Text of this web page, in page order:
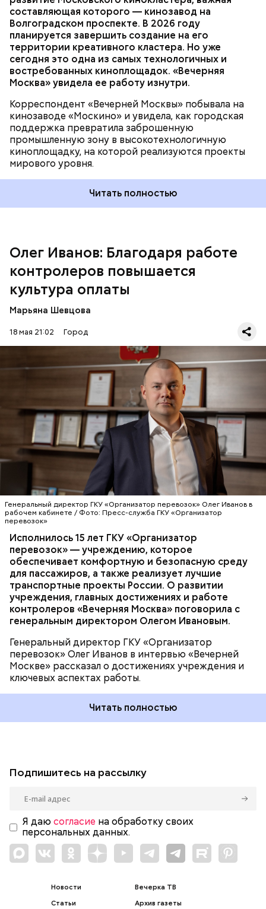
составляющая которого — кинозавод на
Волгоградском проспекте. В 2026 году
планируется завершить создание на его
территории креативного кластера. Но уже
сегодня это одна из самых технологичных и
востребованных киноплощадок. «Вечерняя
Москва» увидела ее работу изнутри.
Корреспондент «Вечерней Москвы» побывала на
кинозаводе «Москино» и увидела, как городская
поддержка превратила заброшенную
промышленную зону в высокотехнологичную
киноплощадку, на которой реализуются проекты
мирового уровня.
Читать полностью
Олег Иванов: Благодаря работе
контролеров повышается
культура оплаты
Марьяна Шевцова
18 мая 21:02 Город
Генеральный директор ГКУ «Организатор перевозок» Олег Иванов в
рабочем кабинете / Фото: Пресс-служба ГКУ «Организатор
перевозок»
Исполнилось 15 лет ГКУ «Организатор
перевозок» — учреждению, которое
обеспечивает комфортную и безопасную среду
для пассажиров, а также реализует лучшие
транспортные проекты России. О развитии
учреждения, главных достижениях и работе
контролеров «Вечерняя Москва» поговорила с
генеральным директором Олегом Ивановым.
Генеральный директор ГКУ «Организатор
перевозок» Олег Иванов в интервью «Вечерней
Москве» рассказал о достижениях учреждения и
ключевых аспектах работы.
— Олег Юрьевич, с чего начиналась история
вашего учреждения и каких успехов удалось
достичь сегодня?
существовавшего ГБУ «Московские авиационные
услуги». Тогда перед городом стояли серьезные
вызовы, которые требовали системной работы.
Важное направление нашей работы — контроль
оплаты проезда. За последние два года число
безбилетников снизилось на 30 процентов
благодаря еженедельным усиленным проверкам.
Ежедневно более 600 контролеров работают в
наземном транспорте и метро.
Читать полностью
ТРАНСПОРТ
КАРТА «ТРОЙКА»
ИНТЕРВЬЮ
СЕРГЕЙ СОБЯНИН
ПРОФЕССИИ
Подпишитесь на рассылку
Я даю согласие на обработку своих
персональных данных.
Новости
Статьи
Вечерка ТВ
Архив газеты